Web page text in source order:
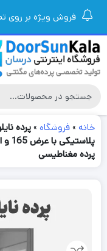
فروش ویژه بر روی
خانه »فروشگاه »
پرده مغناطیسی